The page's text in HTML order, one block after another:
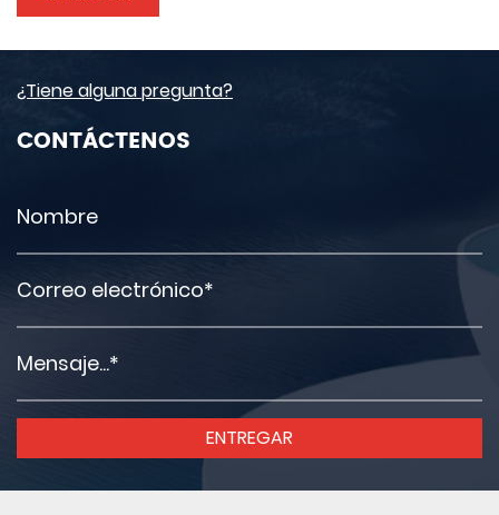
¿Tiene alguna pregunta?
CONTÁCTENOS